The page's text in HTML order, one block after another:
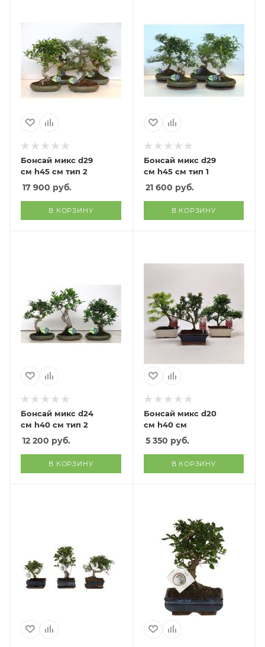
Бонсай микс d29
см h45 см тип 2
17 900 руб.
В КОРЗИНУ
Бонсай микс d29
см h45 см тип 1
21 600 руб.
В КОРЗИНУ
Бонсай микс d24
см h40 см тип 2
12 200 руб.
В КОРЗИНУ
Бонсай микс d20
см h40 см
5 350 руб.
В КОРЗИНУ